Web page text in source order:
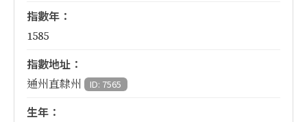
指數年：
1585
指數地址：
通州直隸州 ID: 7565
生年：